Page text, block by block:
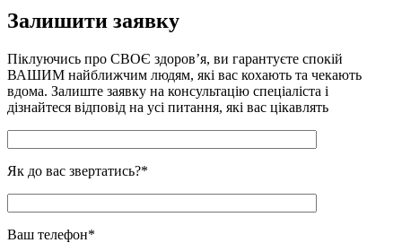
Залишити заявку
Піклуючись про СВОЄ здоров’я, ви гарантуєте спокій
ВАШИМ найближчим людям, які вас кохають та чекають
вдома. Залиште заявку на консультацію спеціаліста і
дізнайтеся відповід на усі питання, які вас цікавлять
Як до вас звертатись?*
Ваш телефон*